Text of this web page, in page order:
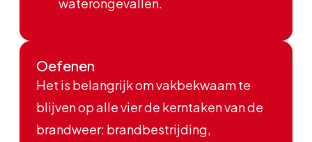
Oefenen
Het is belangrijk om vakbekwaam te
blijven op alle vier de kerntaken van de
brandweer: brandbestrijding,